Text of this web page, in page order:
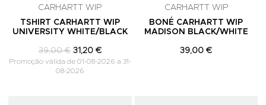
CARHARTT WIP
TSHIRT CARHARTT WIP
UNIVERSITY WHITE/BLACK
39,00 € 31,20 €
Promoção válida de 01-08-2026 a 31-
08-2026
CARHARTT WIP
BONÉ CARHARTT WIP
MADISON BLACK/WHITE
39,00 €